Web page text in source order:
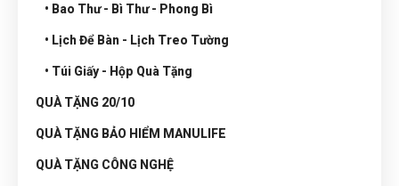
• Bao Thư - Bì Thư - Phong Bì
• Lịch Để Bàn - Lịch Treo Tường
• Túi Giấy - Hộp Quà Tặng
QUÀ TẶNG 20/10
QUÀ TẶNG BẢO HIỂM MANULIFE
QUÀ TẶNG CÔNG NGHỆ